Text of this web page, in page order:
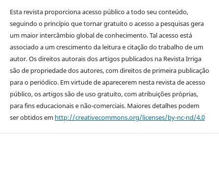
Esta revista proporciona acesso público a todo seu conteúdo,
seguindo o princípio que tornar gratuito o acesso a pesquisas gera
um maior intercâmbio global de conhecimento. Tal acesso está
associado a um crescimento da leitura e citação do trabalho de um
autor. Os direitos autorais dos artigos publicados na Revista Irriga
são de propriedade dos autores, com direitos de primeira publicação
para o periódico. Em virtude de aparecerem nesta revista de acesso
público, os artigos são de uso gratuito, com atribuições próprias,
para fins educacionais e não-comerciais. Maiores detalhes podem
ser obtidos em http://creativecommons.org/licenses/by-nc-nd/4.0